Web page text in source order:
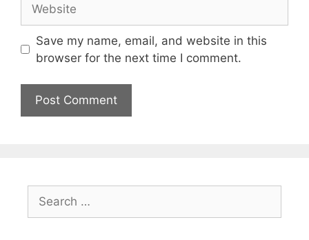
Save my name, email, and website in this
browser for the next time I comment.